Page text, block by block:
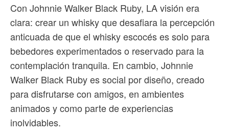
Con Johnnie Walker Black Ruby, LA visión era
clara: crear un whisky que desafiara la percepción
anticuada de que el whisky escocés es solo para
bebedores experimentados o reservado para la
contemplación tranquila. En cambio, Johnnie
Walker Black Ruby es social por diseño, creado
para disfrutarse con amigos, en ambientes
animados y como parte de experiencias
inolvidables.